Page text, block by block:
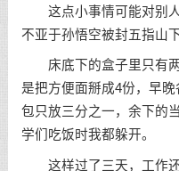
这点小事情可能对别人
不亚于孙悟空被封五指山
床底下的盒子里只有两
是把方便面掰成4份，早
包只放三分之一，余下的
学们吃饭时我都躲开。
这样过了三天，工作还